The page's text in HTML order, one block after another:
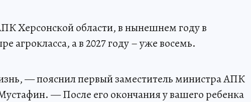
Херсонской области, в нынешнем году в
агрокласса, а в 2027 году – уже восемь.
— пояснил первый заместитель министра АПК
— После его окончания у вашего ребенка